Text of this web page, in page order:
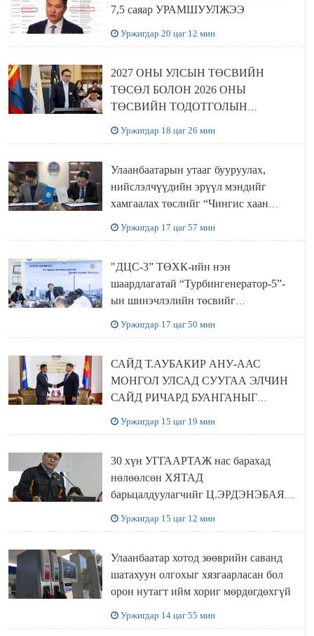
7,5 саяар УРАМШУУЛЖЭЭ
Уржигдар 20 цаг 12 мин
2027 ОНЫ УЛСЫН ТӨСВИЙН
ТӨСӨЛ БОЛОН 2026 ОНЫ
ТӨСВИЙН ТОДОТГОЛЫН
Уржигдар 18 цаг 26 мин
Улаанбаатарын утааг бууруулах,
нийслэлчүүдийн эрүүл мэндийг
хамгаалах төслийг “Чингис хаан
Уржигдар 17 цаг 57 мин
"ДЦС-3” ТӨХК-ийн нэн
шаардлагатай “Турбингенератор-5”-
ын шинэчлэлийн төсвийг
Уржигдар 17 цаг 50 мин
САЙД Т.АУБАКИР АНУ-ААС
МОНГОЛ УЛСАД СУУГАА ЭЛЧИН
САЙД РИЧАРД БУАНГАНЫГ
Уржигдар 15 цаг 19 мин
30 хүн УГГААРТАЖ нас барахад
нөлөөлсөн ХЯТАД
барьцалдуулагчийг Ц.ЭРДЭНЭБАЯР
Уржигдар 15 цаг 12 мин
Улаанбаатар хотод зөөврийн саванд
шатахуун олгохыг хязгаарласан бол
орон нутагт ийм хориг мөрдөгдөхгүй
Уржигдар 14 цаг 55 мин